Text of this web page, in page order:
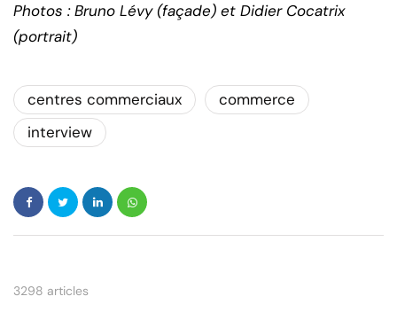
Photos : Bruno Lévy (façade) et Didier Cocatrix
(portrait)
centres commerciaux
commerce
interview
3298 articles